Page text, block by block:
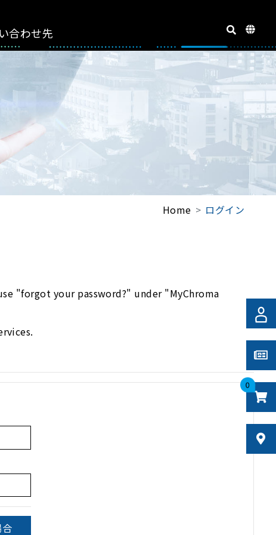
合わせ先
0
Home ログイン
"forgot your password?" under "MyChroma